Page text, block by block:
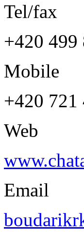
Tel/fax
+420 499
Mobile
+420 721
Web
Email